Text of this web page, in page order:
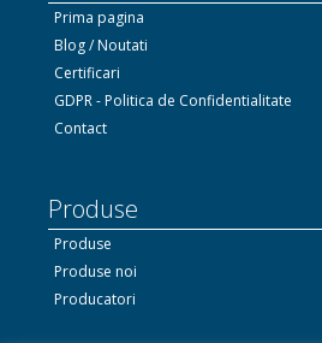
Prima pagina
Blog / Noutati
Certificari
GDPR - Politica de Confidentialitate
Contact
Produse
Produse
Produse noi
Producatori